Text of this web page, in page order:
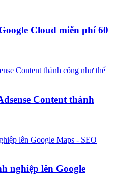
Cloud miễn phí 60
Content thành
nghiệp lên Google